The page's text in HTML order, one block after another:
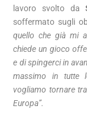
lavoro svolto da
soffermato sugli
quello che già mi
chiede un gioco
e di spingerci in
massimo in tutte
vogliamo tornare
Europa”.